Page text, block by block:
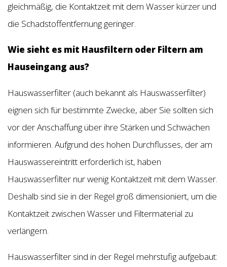
gleichmäßig, die Kontaktzeit mit dem Wasser kürzer und
die Schadstoffentfernung geringer.
Wie sieht es mit Hausfiltern oder Filtern am
Hauseingang aus?
Hauswasserfilter (auch bekannt als Hauswasserfilter)
eignen sich für bestimmte Zwecke, aber Sie sollten sich
vor der Anschaffung über ihre Stärken und Schwächen
informieren. Aufgrund des hohen Durchflusses, der am
Hauswassereintritt erforderlich ist, haben
Hauswasserfilter nur wenig Kontaktzeit mit dem Wasser.
Deshalb sind sie in der Regel groß dimensioniert, um die
Kontaktzeit zwischen Wasser und Filtermaterial zu
verlängern.
Hauswasserfilter sind in der Regel mehrstufig aufgebaut: